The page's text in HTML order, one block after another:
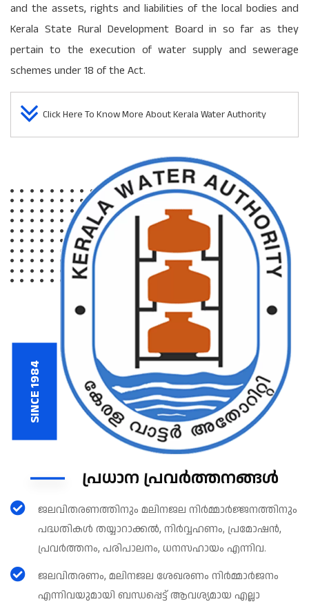
and the assets, rights and liabilities of the local bodies and
Kerala State Rural Development Board in so far as they
pertain to the execution of water supply and sewerage
schemes under 18 of the Act.
Click Here To Know More About Kerala Water Authority
SINCE 1984
പ്രധാന പ്രവർത്തനങ്ങൾ
ജലവിതരണത്തിനും മലിനജല നിർമ്മാർജ്ജനത്തിനും
പദ്ധതികൾ തയ്യാറാക്കൽ, നിർവ്വഹണം, പ്രമോഷൻ,
പ്രവർത്തനം, പരിപാലനം, ധനസഹായം എന്നിവ.
ജലവിതരണം, മലിനജല ശേഖരണം നിർമ്മാർജനം
എന്നിവയുമായി ബന്ധപ്പെട്ട് ആവശ്യമായ എല്ലാ